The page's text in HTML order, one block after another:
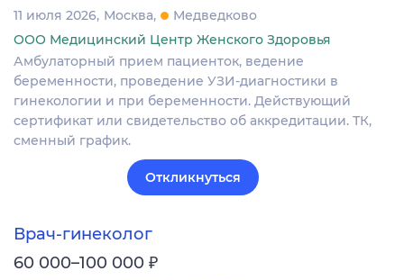
11 июля 2026 Москва
Медведково
ООО Медицинский Центр Женского Здоровья
Амбулаторный прием пациенток, ведение
беременности, проведение УЗИ-диагностики в
гинекологии и при беременности. Действующий
сертификат или свидетельство об аккредитации. ТК,
сменный график.
Откликнуться
Врач-гинеколог
60 000–100 000 ₽